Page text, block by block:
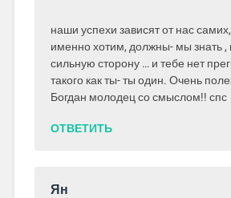
наши успехи зависят от нас
именно хотим, должны- мы знать ,
сильную сторону … и тебе нет
такого как ты- ты один. Очень
Богдан молодец со смыслом!! спс
ОТВЕТИТЬ
Ян